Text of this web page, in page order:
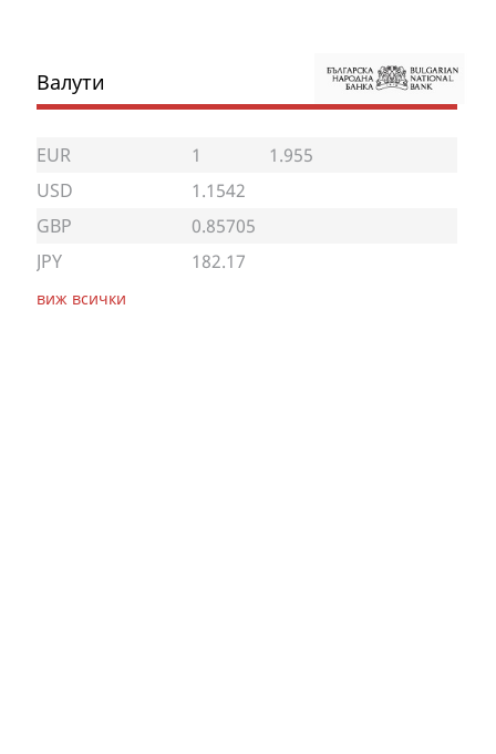
Валути
EUR 1
1.955
USD
1.1542
GBP
0.85705
JPY
182.17
виж всички